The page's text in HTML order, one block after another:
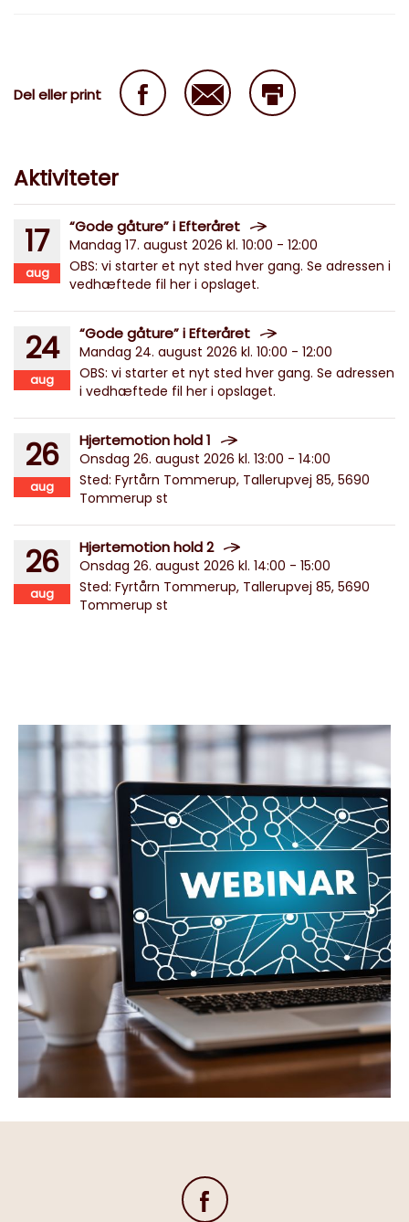
Del eller print
Aktiviteter
17
aug
“Gode gåture” i Efteråret
Mandag 17. august 2026 kl. 10:00 - 12:00
OBS: vi starter et nyt sted hver gang. Se adressen i
vedhæftede fil her i opslaget.
24
aug
“Gode gåture” i Efteråret
Mandag 24. august 2026 kl. 10:00 - 12:00
OBS: vi starter et nyt sted hver gang. Se adressen
i vedhæftede fil her i opslaget.
26
aug
Hjertemotion hold 1
Onsdag 26. august 2026 kl. 13:00 - 14:00
Sted: Fyrtårn Tommerup, Tallerupvej 85, 5690
Tommerup st
26
aug
Hjertemotion hold 2
Onsdag 26. august 2026 kl. 14:00 - 15:00
Sted: Fyrtårn Tommerup, Tallerupvej 85, 5690
Tommerup st